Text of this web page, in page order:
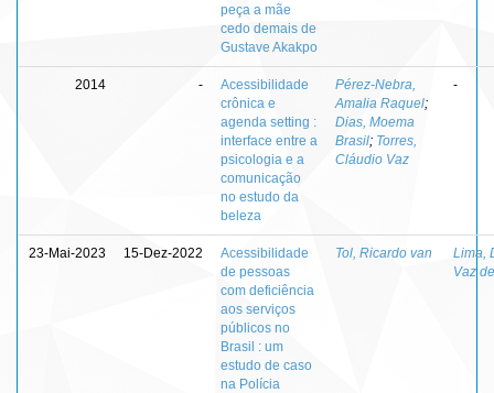
peça a mãe
cedo demais de
Gustave Akakpo
2014 -
Acessibilidade
crônica e
agenda setting :
interface entre a
psicologia e a
comunicação
no estudo da
beleza
Pérez-Nebra,
Amalia Raquel;
Dias, Moema
Brasil; Torres,
Cláudio Vaz
-
23-Mai-2023 15-Dez-2022
Acessibilidade
de pessoas
com deficiência
aos serviços
públicos no
Brasil : um
estudo de caso
na Polícia
Tol, Ricardo van
Lima,
Vaz de